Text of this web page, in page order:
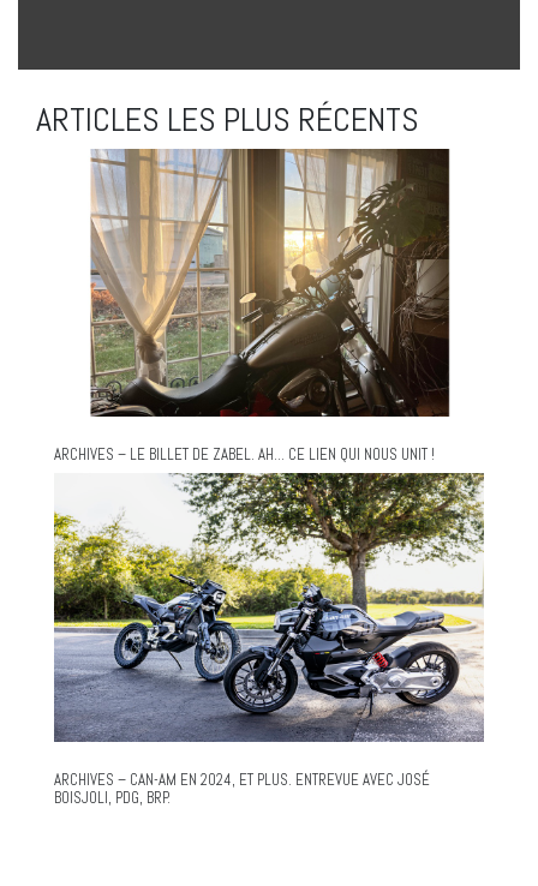
ARTICLES LES PLUS RÉCENTS
ARCHIVES – LE BILLET DE ZABEL. AH… CE LIEN QUI NOUS UNIT !
ARCHIVES – CAN-AM EN 2024, ET PLUS. ENTREVUE AVEC JOSÉ
BOISJOLI, PDG, BRP.